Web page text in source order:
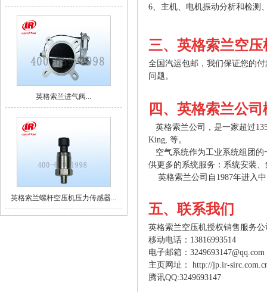
英格索兰进气阀...
英格索兰螺杆空压机压力传感器...
6、主机、电机振动分析和检测
三、英格索兰空
全国汽运包邮，我们保证您的
问题。
四、英格索兰公司
英格索兰公司，是一家超过
King, 等。
空气系统作为工业系统组团的
供更多的系统服务：系统安装
英格索兰公司自1987年进入中
五、联系我们
英格索兰空压机授权销售服务公
移动电话： 13816993514
电子邮箱： 3249693147@qq.com
主页网址：
http://jp.ir-
腾讯QQ:3249693147